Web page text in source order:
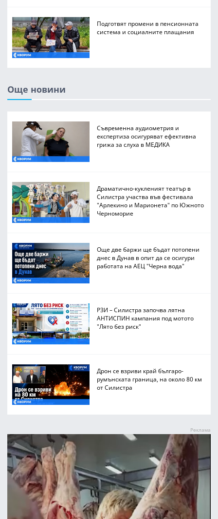
Подготвят промени в пенсионната
система и социалните плащания
Още новини
Съвременна аудиометрия и
експертиза осигуряват ефективна
грижа за слуха в МЕДИКА
Драматично-кукленият театър в
Силистра участва във фестивала
"Арлекино и Марионета" по Южното
Черноморие
Още две баржи ще бъдат потопени
днес в Дунав в опит да се осигури
работата на АЕЦ "Черна вода"
РЗИ – Силистра започва лятна
АНТИСПИН кампания под мотото
"Лято без риск"
Дрон се взриви край българо-
румънската граница, на около 80 км
от Силистра